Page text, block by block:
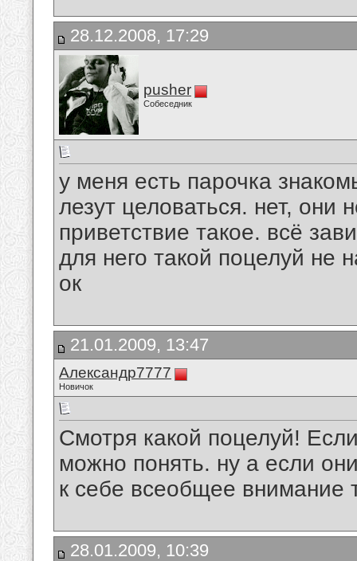
28.12.2008, 17:29
pusher
Собеседник
у меня есть парочка
лезут целоваться. нет, они
приветствие такое. всё
для него такой поцелуй не
ок
21.01.2009, 13:47
Александр7777
Новичок
Смотря какой поцелуй!
можно понять. ну а если
к себе всеобщее внимание
28.01.2009, 10:39